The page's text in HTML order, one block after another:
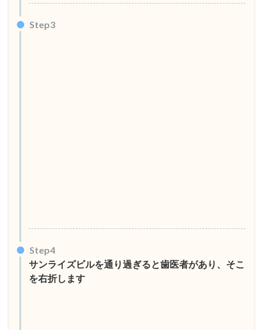
Step3
Step4
サンライズビルを通り過ぎると歯医者があり、そこ
を右折します